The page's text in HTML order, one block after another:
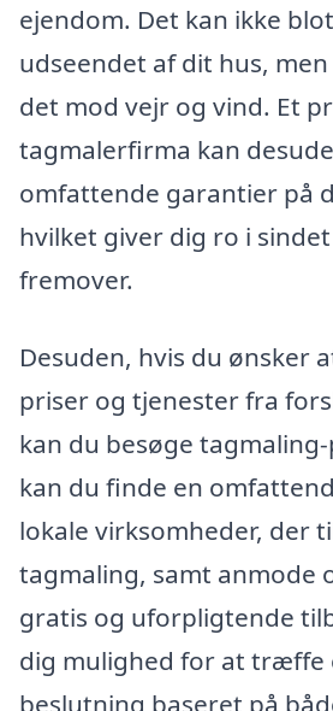
ejendom. Det kan ikke
udseendet af dit hus,
det mod vejr og vind. Et
tagmalerfirma kan
omfattende garantier på
hvilket giver dig ro i
fremover.
Desuden, hvis du ønsker
priser og tjenester fra
kan du besøge
kan du finde en
lokale virksomheder, der
tagmaling, samt anmode
gratis og uforpligtende
dig mulighed for at træffe
beslutning baseret på